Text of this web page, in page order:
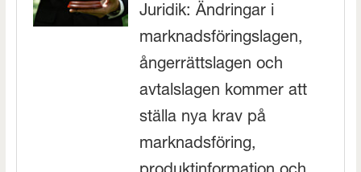
Juridik: Ändringar i
marknadsföringslagen,
ångerrättslagen och
avtalslagen kommer att
ställa nya krav på
marknadsföring,